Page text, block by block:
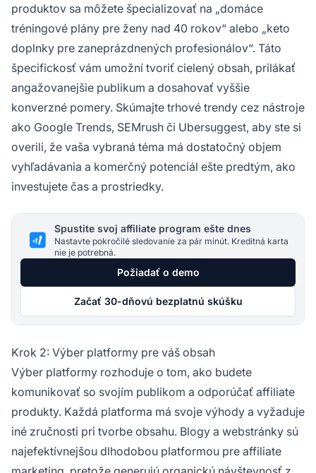
produktov sa môžete špecializovať na „domáce
tréningové plány pre ženy nad 40 rokov“ alebo „keto
doplnky pre zaneprázdnených profesionálov“. Táto
špecifickosť vám umožní tvoriť cielený obsah, prilákať
angažovanejšie publikum a dosahovať vyššie
konverzné pomery. Skúmajte trhové trendy cez nástroje
ako Google Trends, SEMrush či Ubersuggest, aby ste si
overili, že vaša vybraná téma má dostatočný objem
vyhľadávania a komerčný potenciál ešte predtým, ako
investujete čas a prostriedky.
Spustite svoj affiliate program ešte dnes
Nastavte pokročilé sledovanie za pár minút. Kreditná karta
nie je potrebná.
Požiadať o demo
Začať 30-dňovú bezplatnú skúšku
Krok 2: Výber platformy pre váš obsah
Výber platformy rozhoduje o tom, ako budete
komunikovať so svojím publikom a odporúčať affiliate
produkty. Každá platforma má svoje výhody a vyžaduje
iné zručnosti pri tvorbe obsahu. Blogy a webstránky sú
najefektívnejšou dlhodobou platformou pre affiliate